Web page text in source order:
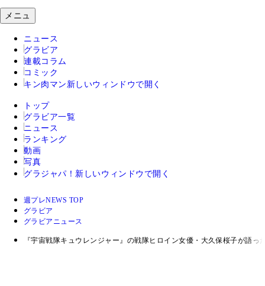
メニュ
ニュース
グラビア
連載コラム
コミック
キン肉マン 新しいウィンドウで開く
トップ
グラビア一覧
ニュース
ランキング
動画
写真
グラジャパ！ 新しいウィンドウで開く
週プレNEWS TOP
グラビア
グラビアニュース
『宇宙戦隊キュウレンジャー』の戦隊ヒロイン女優・大久保桜子が語